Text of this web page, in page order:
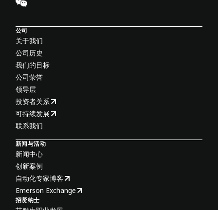
公司
关于我们
公司历史
我们的目标
公司荣誉
领导层
投资者关系
可持续发展
联系我们
新闻与活动
新闻中心
创新案例
自动化专家博客
Emerson Exchange
招贤纳士